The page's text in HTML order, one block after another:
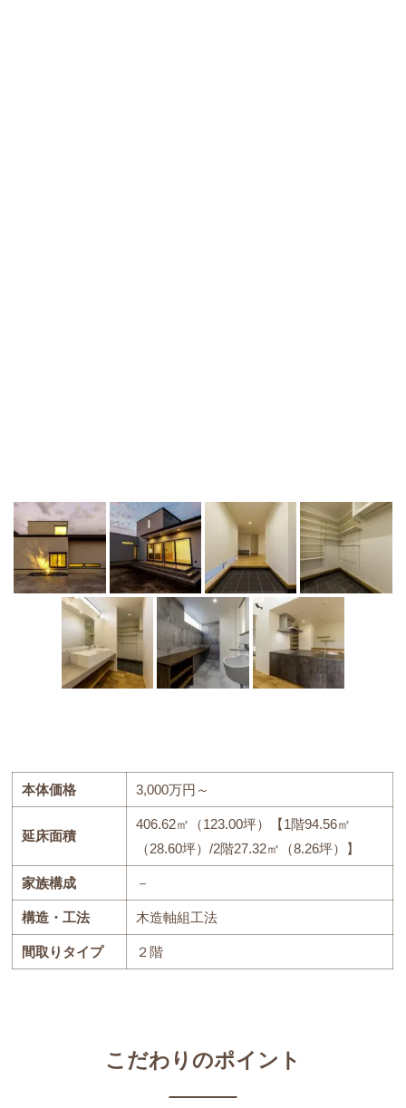
本体価格 3,000万円～
延床面積
406.62㎡（123.00坪）【1階94.56㎡
（28.60坪）/2階27.32㎡（8.26坪）】
家族構成 －
構造・工法 木造軸組工法
間取りタイプ ２階
こだわりのポイント